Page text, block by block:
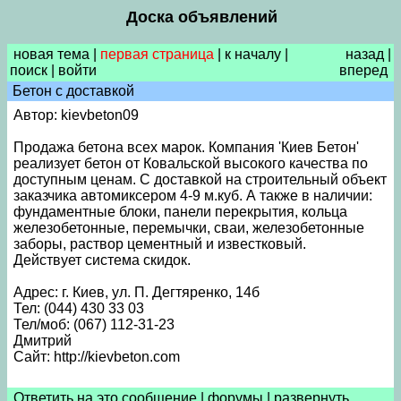
Доска объявлений
новая тема первая страница к началу
поиск
войти
назад
вперед
Бетон с доставкой
Автор: kievbeton09
Продажа бетона всех марок. Компания 'Киев Бетон'
реализует бетон от Ковальской высокого качества по
доступным ценам. С доставкой на строительный объект
заказчика автомиксером 4-9 м.куб. А также в наличии:
фундаментные блоки, панели перекрытия, кольца
железобетонные, перемычки, сваи, железобетонные
заборы, раствор цементный и известковый.
Действует система скидок.
Адрес: г. Киев, ул. П. Дегтяренко, 14б
Тел: (044) 430 33 03
Тел/моб: (067) 112-31-23
Дмитрий
Сайт: http://kievbeton.com
Ответить на это сообщение форумы
развернуть